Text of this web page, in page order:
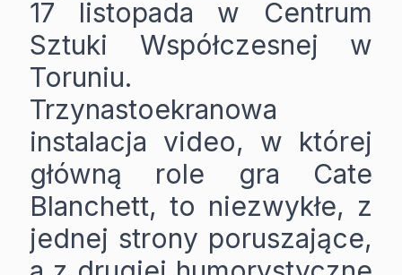
17 listopada w Centrum
Sztuki Współczesnej w
Toruniu.
Trzynastoekranowa
instalacja video, w której
główną role gra Cate
Blanchett, to niezwykłe, z
jednej strony poruszające,